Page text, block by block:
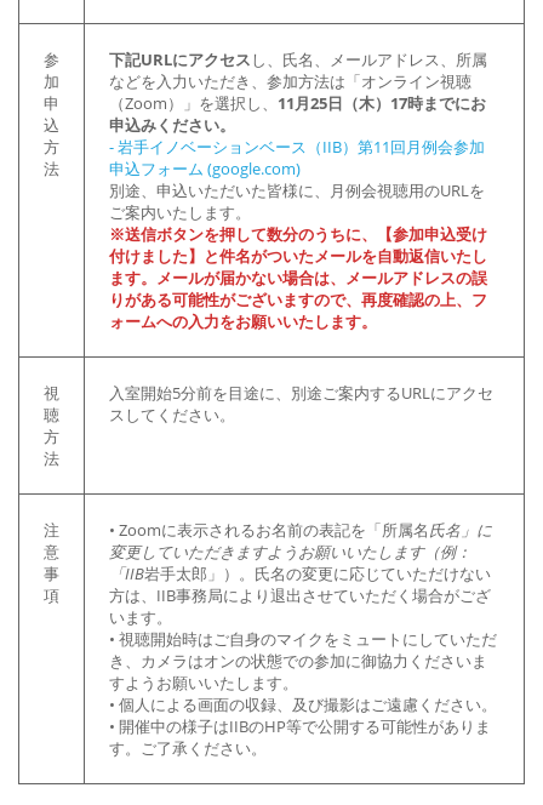
参
加
申
込
方
法
下記URLにアクセスし、氏名、メールアドレス、所属
などを入力いただき、参加方法は「オンライン視聴
（Zoom）」を選択し、 11月25日（木）17時までにお
申込みください。
-岩手イノベーションベース（IIB）第11回月例会参加
申込フォーム (google.com)
別途、申込いただいた皆様に、月例会視聴用のURLを
ご案内いたします。
※送信ボタンを押して数分のうちに、【参加申込受け
付けました】と件名がついたメールを自動返信いたし
ます。メールが届かない場合は、メールアドレスの誤
りがある可能性がございますので、再度確認の上、フ
ォームへの入力をお願いいたします。
視
聴
方
法
入室開始5分前を目途に、別途ご案内するURLにアクセ
スしてください。
注
意
事
項
• Zoomに表示されるお名前の表記を「所属名氏名」に
変更していただきますようお願いいたします（例：
「IIB岩手太郎」）。氏名の変更に応じていただけない
方は、IIB事務局により退出させていただく場合がござ
います。
• 視聴開始時はご自身のマイクをミュートにしていただ
き、カメラはオンの状態での参加に御協力くださいま
すようお願いいたします。
• 個人による画面の収録、及び撮影はご遠慮ください。
• 開催中の様子はIIBのHP等で公開する可能性がありま
す。ご了承ください。